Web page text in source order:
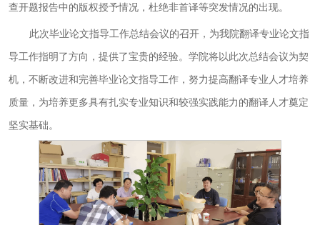
查开题报告中的版权授予情况，杜绝非首译等突发情况的出现。
此次毕业论文指导工作总结会议的召开，为我院翻译专业论文指
导工作指明了方向，提供了宝贵的经验。学院将以此次总结会议为契
机，不断改进和完善毕业论文指导工作，努力提高翻译专业人才培养
质量，为培养更多具有扎实专业知识和较强实践能力的翻译人才奠定
坚实基础。